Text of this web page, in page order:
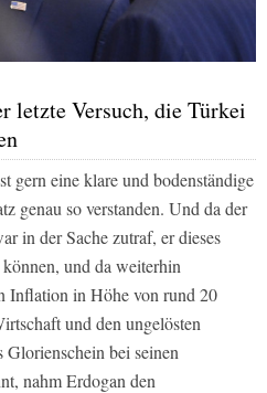
letzte Versuch, die Türkei
gern eine klare und bodenständige
genau so verstanden. Und da der
in der Sache zutraf, er dieses
und da weiterhin
Inflation in Höhe von rund 20
und den ungelösten
bei seinen
nahm Erdogan den